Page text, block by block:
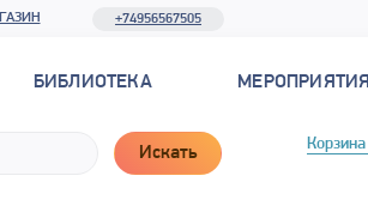
+74956567505
БИБЛИОТЕКА МЕРОПРИЯТИЯ
Искать Корзина